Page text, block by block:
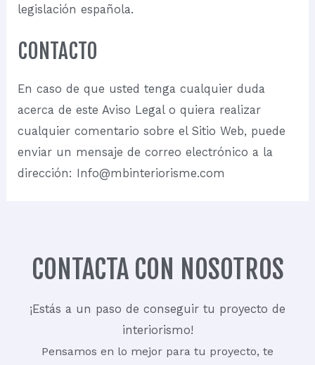
legislación española.
CONTACTO
En caso de que usted tenga cualquier duda
acerca de este Aviso Legal o quiera realizar
cualquier comentario sobre el Sitio Web, puede
enviar un mensaje de correo electrónico a la
dirección: Info@mbinteriorisme.com
CONTACTA CON NOSOTROS
¡Estás a un paso de conseguir tu proyecto de
interiorismo!
Pensamos en lo mejor para tu proyecto, te